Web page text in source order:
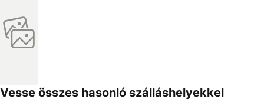
Vesse összes hasonló szálláshelyekkel